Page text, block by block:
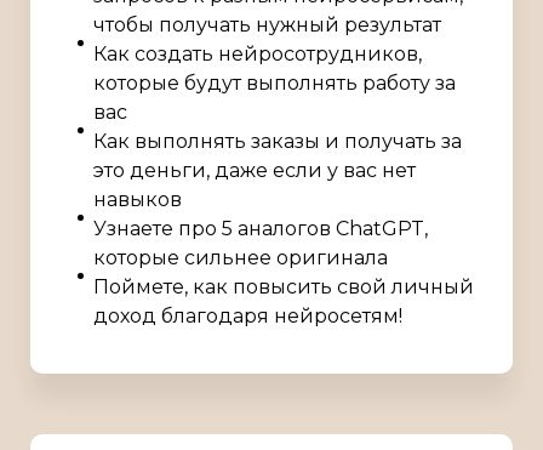
чтобы получать нужный результат
Как создать нейросотрудников,
которые будут выполнять работу за
вас
Как выполнять заказы и получать за
это деньги, даже если у вас нет
навыков
Узнаете про 5 аналогов ChatGPT,
которые сильнее оригинала
Поймете, как повысить свой личный
доход благодаря нейросетям!